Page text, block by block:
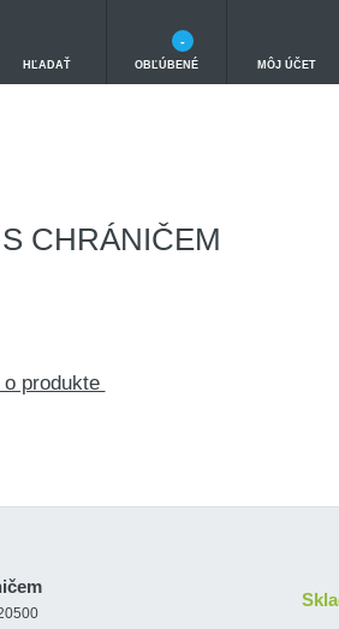
HĽADAŤ OBĽÚBENÉ
-
MÔJ ÚČET
CHRÁNIČEM
produkte